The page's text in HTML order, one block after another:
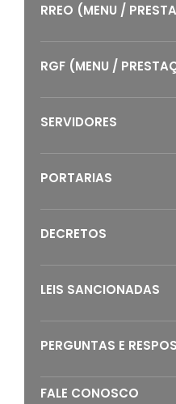
RREO (MENU /
RGF (MENU /
SERVIDORES
PORTARIAS
DECRETOS
LEIS SANCIONADAS
PERGUNTAS E
FALE CONOSCO